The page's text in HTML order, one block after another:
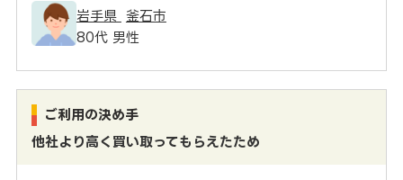
岩手県 釜石市
80代 男性
ご利用の決め手
他社より高く買い取ってもらえたため